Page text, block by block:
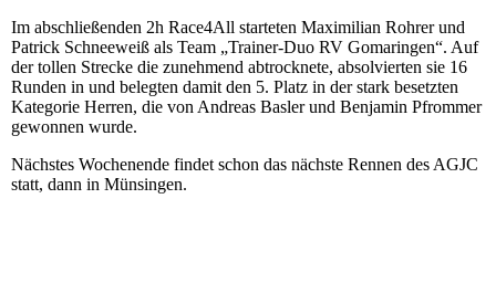
Im abschließenden 2h Race4All starteten Maximilian Rohrer und
Patrick Schneeweiß als Team „Trainer-Duo RV Gomaringen“. Auf
der tollen Strecke die zunehmend abtrocknete, absolvierten sie 16
Runden in und belegten damit den 5. Platz in der stark besetzten
Kategorie Herren, die von Andreas Basler und Benjamin Pfrommer
gewonnen wurde.
Nächstes Wochenende findet schon das nächste Rennen des AGJC
statt, dann in Münsingen.